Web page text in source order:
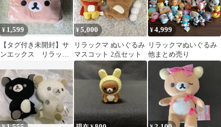
¥1,599
【タグ付き未開封】サ
ンエックス リラック
ス 定期入れ
¥5,000
リラックマ ぬいぐるみ
マスコット 2点セット
¥4,999
リラックマぬいぐるみ
他まとめ売り